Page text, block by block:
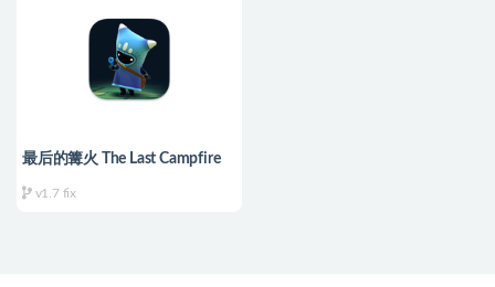
最后的篝火 The Last Campfire
v1.7 fix